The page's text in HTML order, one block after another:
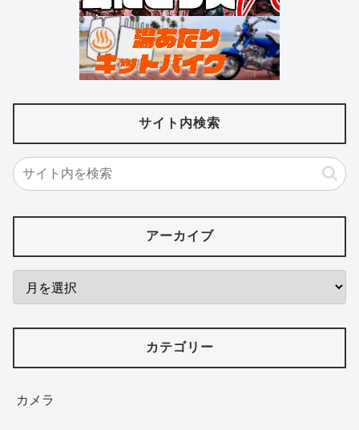
サイト内検索
アーカイブ
カテゴリー
カメラ